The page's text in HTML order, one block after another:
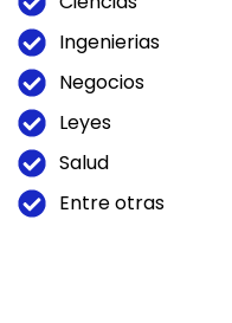
Ingenierias
Negocios
Leyes
Salud
Entre otras